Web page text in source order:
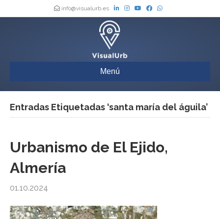
info@visualurb.es
Menú
Entradas Etiquetadas ‘santa maría del águila’
Urbanismo de El Ejido,
Almería
01.10.2024